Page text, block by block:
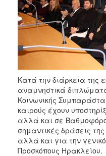
Κατά την διάρκεια της
αναμνηστικά
Κοινωνικής
καιρούς έχουν
αλλά και σε
σημαντικές δράσεις
αλλά και για την
Προσκόπους Ηρακλείου.